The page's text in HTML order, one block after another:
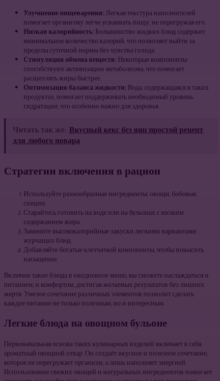
Улучшение пищеварения:Легкая текстура наполнителей
помогает организму легче усваивать пищу, не перегружая его.
Низкая калорийность:Большинство жидких блюд содержит
минимальное количество калорий, что позволяет выйти за
пределы суточной нормы без чувства голода.
Стимуляция обмена веществ:Некоторые компоненты
способствуют активизации метаболизма, что помогает
расщеплять жиры быстрее.
Оптимизация баланса жидкости:Вода, содержащаяся в таких
продуктах, помогает поддерживать необходимый уровень
гидратации, что особенно важно для здоровья.
Читать так же: Вкусный кекс без яиц простой рецепт
для любого повара
Стратегии включения в рацион
Используйте разнообразные ингредиенты: овощи, бобовые,
специи.
Старайтесь готовить на воде или на бульонах с низким
содержанием жира.
Замените высококалорийные закуски легкими вариантами
журчащих блюд.
Добавляйте богатые клетчаткой компоненты, чтобы повысить
насыщение.
Включив такие блюда в ежедневное меню, вы сможете наслаждаться и
питанием, и комфортом, достигая желаемых результатов без лишних
жертв. Умелое сочетание различных элементов позволит сделать
каждое питание не только полезным, но и интересным.
Легкие блюда на овощном бульоне
Первоначальная основа таких кулинарных изделий включает в себя
ароматный овощной отвар. Он создаёт вкусное и полезное сочетание,
которое не перегружает организм, а лишь наполняет энергией.
Использование свежих овощей и натуральных ингредиентов помогает